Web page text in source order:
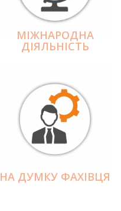
МІЖНАРОДНА
ДІЯЛЬНІCТЬ
НА ДУМКУ ФАХІВЦЯ